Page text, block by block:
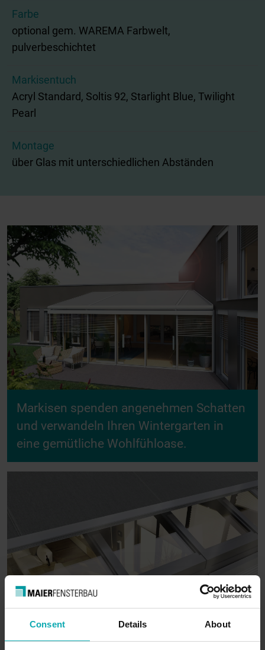
Consent Details About
Farbe
optional gem. WAREMA Farbwelt,
pulverbeschichtet
Markisentuch
Acryl Standard, Soltis 92, Starlight Blue, Twilight
Pearl
Montage
über Glas mit unterschiedlichen Abständen
Markisen spenden angenehmen Schatten
und verwandeln Ihren Wintergarten in
eine gemütliche Wohlfühloase.